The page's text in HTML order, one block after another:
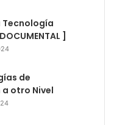
Tecnología
DOCUMENTAL ]
de
otro Nivel